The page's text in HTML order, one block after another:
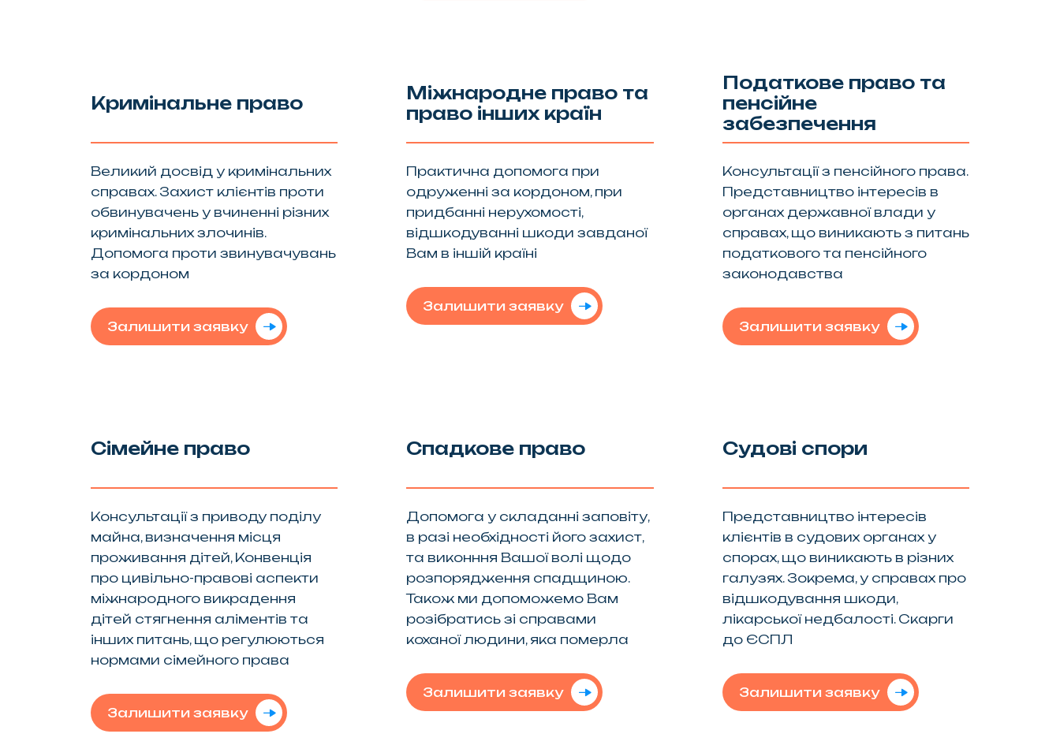
Кримінальне право
Великий досвід у кримінальних
справах. Захист клієнтів проти
обвинувачень у вчиненні різних
кримінальних злочинів.
Допомога проти звинувачувань
за кордоном
Залишити заявку
Міжнародне право та
право інших країн
Практична допомога при
одруженні за кордоном, при
придбанні нерухомості,
відшкодуванні шкоди завданої
Вам в іншій країні
Залишити заявку
Податкове право та
пенсійне
забезпечення
Консультації з пенсійного права.
Представництво інтересів в
органах державної влади у
справах, що виникають з питань
податкового та пенсійного
законодавства
Залишити заявку
Сімейне право
Консультації з приводу поділу
майна, визначення місця
проживання дітей, Конвенція
про цивільно-правові аспекти
міжнародного викрадення
дітей стягнення аліментів та
інших питань, що регулюються
нормами сімейного права
Залишити заявку
Спадкове право
Допомога у складанні заповіту,
в разі необхідності його захист,
та виконння Вашої волі щодо
розпорядження спадщиною.
Також ми допоможемо Вам
розібратись зі справами
коханої людини, яка померла
Залишити заявку
Судові спори
Представництво інтересів
клієнтів в судових органах у
спорах, що виникають в різних
галузях. Зокрема, у справах про
відшкодування шкоди,
лікарської недбалості. Скарги
до ЄСПЛ
Залишити заявку